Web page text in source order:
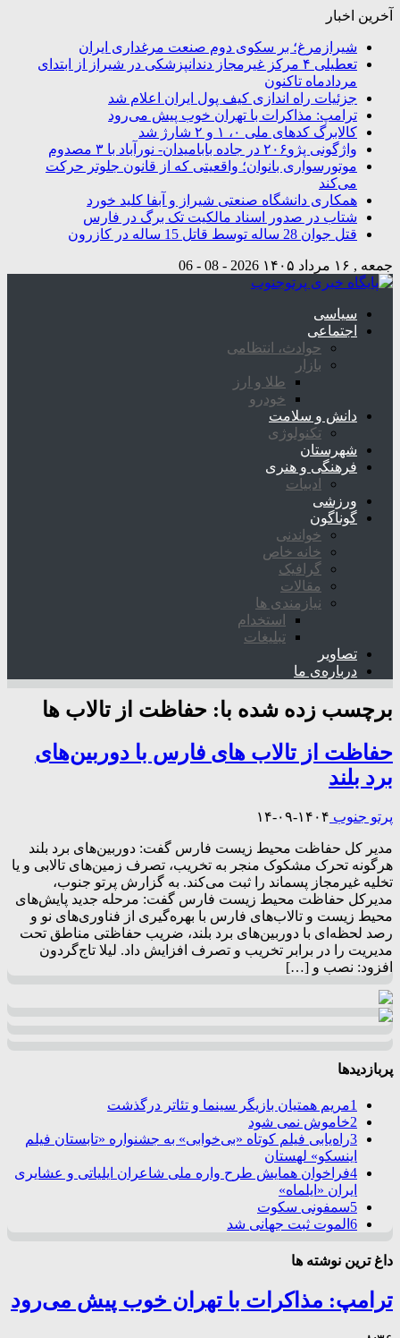
آخرین اخبار
شیرازمرغ؛ بر سکوی دوم صنعت مرغداری ایران
تعطیلی ۴ مرکز غیرمجاز دندانپزشکی در شیراز از ابتدای
مردادماه تاکنون
جزئیات راه اندازی کیف پول ایران اعلام شد
ترامپ: مذاکرات با تهران خوب پیش می‌رود
کالابرگ کدهای ملی ۰، ۱ و ۲ شارژ شد
واژگونی پژو۲۰۶ در جاده بابامیدان- نورآباد با ۳ مصدوم
موتورسواری بانوان؛ واقعیتی که از قانون جلوتر حرکت
می‌کند
همکاری دانشگاه صنعتی شیراز و آبفا کلید خورد
شتاب در صدور اسناد مالکیت تک برگ در فارس
قتل جوان 28 ساله توسط قاتل 15 ساله در کازرون
جمعه , ۱۶ مرداد ۱۴۰۵ 2026 - 08 - 06
سیاسی
اجتماعی
حوادث، انتظامی
بازار
طلا و ارز
خودرو
دانش و سلامت
تکنولوژی
شهرستان
فرهنگی و هنری
ادبیات
ورزشی
گوناگون
خواندنی
خانه خاص
گرافیک
مقالات
نیازمندی ها
استخدام
تبلیغات
تصاویر
درباره‌ی ما
برچسب زده شده با: حفاظت از تالاب ها
حفاظت از تالاب های فارس با دوربین‌های
برد بلند
پرتو جنوب ۱۴۰۴-۰۹-۱۴
مدیر کل حفاظت محیط زیست فارس گفت: دوربین‌های برد بلند
هرگونه تحرک مشکوک منجر به تخریب، تصرف زمین‌های تالابی و یا
تخلیه غیرمجاز پسماند را ثبت می‌کند. به گزارش پرتو جنوب،
مدیرکل حفاظت محیط زیست فارس گفت: مرحله جدید پایش‌های
محیط زیست و تالاب‌های فارس با بهره‌گیری از فناوری‌های نو و
رصد لحظه‌ای با دوربین‌های برد بلند، ضریب حفاظتی مناطق تحت
مدیریت را در برابر تخریب و تصرف افزایش داد. لیلا تاج‌گردون
افزود: نصب و […]
پربازدیدها
1مریم همتیان بازیگر سینما و تئاتر درگذشت
2خاموش نمی شود
3راه‌یابی فیلم کوتاه «بی‌خوابی» به جشنواره «تابستان فیلم
اینسکو» لهستان
4فراخوان همایش طرح واره ملی شاعران ایلیاتی و عشایری
ایران «ایلماه»
5سمفونی سکوت
6 الموت ثبت جهانی شد
داغ ترین نوشته ها
ترامپ: مذاکرات با تهران خوب پیش می‌رود